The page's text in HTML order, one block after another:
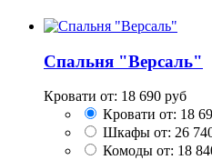
Спальня "Версаль"
Кровати от: 18 690 руб
Кровати от: 18
Шкафы от: 26
Комоды от: 18